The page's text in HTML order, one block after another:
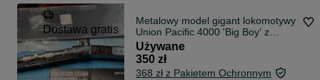
Dostawa gratis
Metalowy model gigant lokomotywy
Union Pacific 4000 'Big Boy' z
tenderem z setu firmy Piececool
1:100 40cm długości 646
elementów + gablota
Używane
350 zł
368 zł z Pakietem Ochronnym